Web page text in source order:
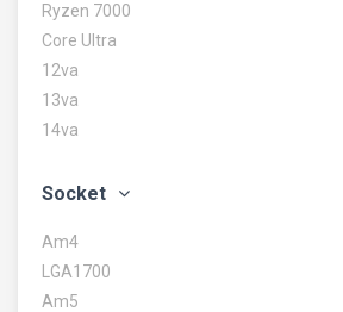
Ryzen 7000
Core Ultra
12va
13va
14va
Socket
Am4
LGA1700
Am5